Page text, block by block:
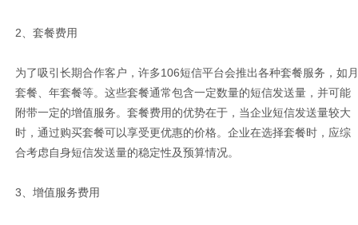
2、套餐费用
为了吸引长期合作客户，许多106短信平台会推出各种套餐服务，如月
套餐、年套餐等。这些套餐通常包含一定数量的短信发送量，并可能
附带一定的增值服务。套餐费用的优势在于，当企业短信发送量较大
时，通过购买套餐可以享受更优惠的价格。企业在选择套餐时，应综
合考虑自身短信发送量的稳定性及预算情况。
3、增值服务费用